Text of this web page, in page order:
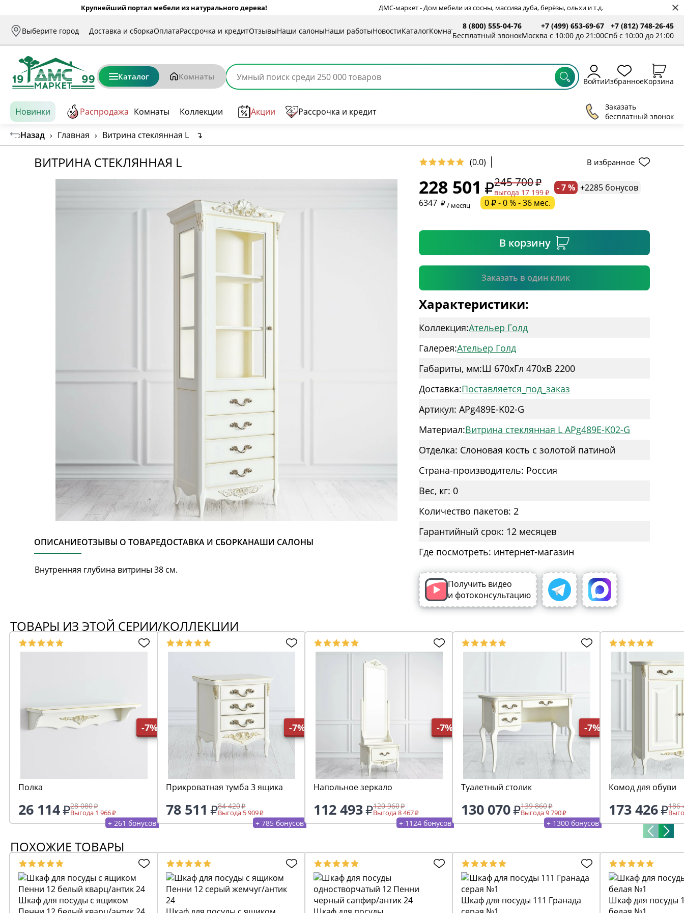
Крупнейший портал мебели из натурального дерева! ДМС-маркет - Дом мебели из сосны, массива дуба, берёзы, ольхи и т.д.
Выберите город Доставка и сборкаОплатаРассрочка и кредитОтзывыНаши салоныНаши работыНовостиКаталогКомнаты
8 (800) 555-04-76
Бесплатный звонок
+7 (499) 653-69-67
Москва с 10:00 до 21:00
+7 (812) 748-26-45
Спб с 10:00 до 21:00
Каталог Комнаты ВойтиИзбранноеКорзина
Новинки Распродажа Комнаты Коллекции Акции Рассрочка и кредит
Заказать
бесплатный звонок
Назад › Главная › Витрина стеклянная L ↴
ВИТРИНА СТЕКЛЯННАЯ L (0.0) В избранное
ОПИСАНИЕОТЗЫВЫ О ТОВАРЕДОСТАВКА И СБОРКАНАШИ САЛОНЫ
Внутренняя глубина витрины 38 см.
228 501 245 700
выгода 17 199 - 7 % +2285 бонусов
6347
/ месяц 0 ₽ - 0 % - 36 мес.
В корзину
Заказать в один клик
* необязательное поле
Подтвердить
Характеристики:
Коллекция:Ательер Голд
Галерея:Ательер Голд
Габариты, мм:Ш 670xГл 470xВ 2200
Доставка:Поставляется_под_заказ
Артикул: APg489E-K02-G
Материал:Витрина стеклянная L APg489E-K02-G
Отделка: Слоновая кость с золотой патиной
Страна-производитель: Россия
Вес, кг: 0
Количество пакетов: 2
Гарантийный срок: 12 месяцев
Где посмотреть: интернет-магазин
Получить видео
и фотоконсультацию
ТОВАРЫ ИЗ ЭТОЙ СЕРИИ/КОЛЛЕКЦИИ
-7%
Полка
26 114 28 080
Выгода 1 966
+ 261 бонусов
-7%
Прикроватная тумба 3 ящика
78 511 84 420
Выгода 5 909
+ 785 бонусов
-7%
Напольное зеркало
112 493 120 960
Выгода 8 467
+ 1124 бонусов
-7%
Туалетный столик
130 070 139 860
Выгода 9 790
+ 1300 бонусов
Комод для обуви
173 426 186
ПОХОЖИЕ ТОВАРЫ
Шкаф для посуды с ящиком
Шкаф для посуды 111 Гранада
Шкаф для посуды